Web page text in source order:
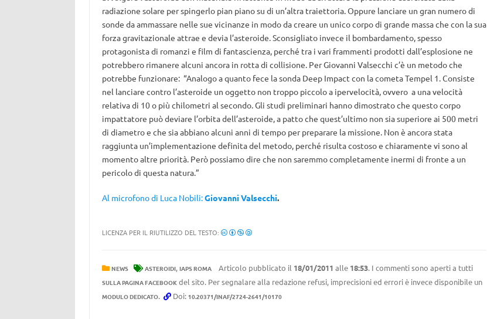
radiazione solare per spingerlo pian piano su di un’altra traiettoria. Oppure lanciare un gran numero di
sonde da ammassare nelle sue vicinanze in modo da creare un unico corpo di grande massa che con la sua
forza gravitazionale attrae e devia l’asteroide. Sconsigliato invece il bombardamento, spesso
protagonista di romanzi e film di fantascienza, perché tra i vari frammenti prodotti dall’esplosione ne
potrebbero rimanere alcuni ancora in rotta di collisione. Per Giovanni Valsecchi c’è un metodo che
potrebbe funzionare: “Analogo a quanto fece la sonda Deep Impact con la cometa Tempel 1. Consiste
nel lanciare contro l’asteroide un oggetto non troppo piccolo a ipervelocità, ovvero a una velocità
relativa di 10 o più chilometri al secondo. Gli studi preliminari hanno dimostrato che questo corpo
impattatore può deviare l’orbita dell’asteroide, a patto che quest’ultimo non sia superiore ai 500 metri
di diametro e che sia abbiano alcuni anni di tempo per preparare la missione. Non è ancora stata
raggiunta un’implementazione definita del metodo, perché risulta costoso e chiaramente vi sono al
momento altre priorità. Però possiamo dire che non saremmo completamente inermi di fronte a un
pericolo di questa natura.”
Al microfono di Luca Nobili:Giovanni Valsecchi.
LICENZA PER IL RIUTILIZZO DEL TESTO:
NEWS ASTEROIDI, IAPS ROMA Articolo pubblicato il 18/01/2011 alle 18:53. I commenti sono aperti a tutti
SULLA PAGINA FACEBOOKdel sito. Per segnalare alla redazione refusi, imprecisioni ed errori è invece disponibile un
MODULO DEDICATO. Doi: 10.20371/INAF/2724-2641/10170